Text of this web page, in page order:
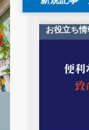
お役立ち情